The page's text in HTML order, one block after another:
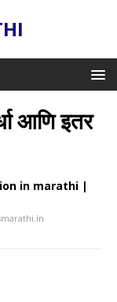
आणि इतर
in marathi |